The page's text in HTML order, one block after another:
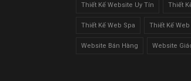
Thiết Kế Website Uy Tín Thiết
Thiết Kế Web Spa Thiết Kế Web
Website Bán Hàng Website